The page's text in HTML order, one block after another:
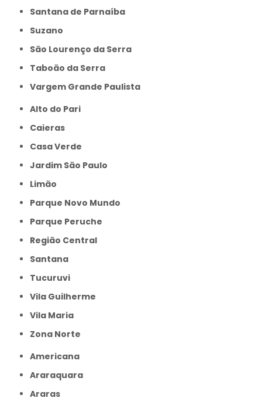
Santana de Parnaíba
Suzano
São Lourenço da Serra
Taboão da Serra
Vargem Grande Paulista
Alto do Pari
Caieras
Casa Verde
Jardim São Paulo
Limão
Parque Novo Mundo
Parque Peruche
Região Central
Santana
Tucuruvi
Vila Guilherme
Vila Maria
Zona Norte
Americana
Araraquara
Araras